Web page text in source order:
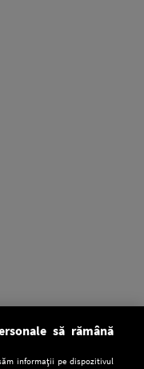
să rămână
informații pe dispozitivul